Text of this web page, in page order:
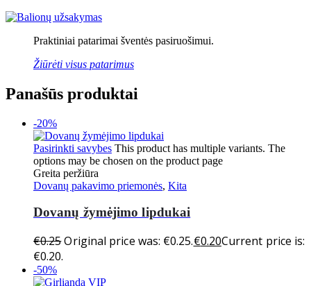
Praktiniai patarimai šventės pasiruošimui.
Žiūrėti visus patarimus
Panašūs produktai
-20%
Pasirinkti savybes This product has multiple variants. The
options may be chosen on the product page
Greita peržiūra
Dovanų pakavimo priemonės, Kita
Dovanų žymėjimo lipdukai
€0.25Original price was: €0.25.€0.20Current price is:
€0.20.
-50%